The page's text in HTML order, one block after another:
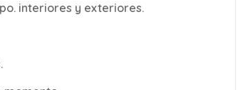
interiores y exteriores.